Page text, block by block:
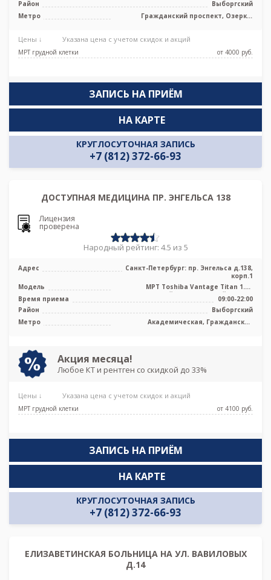
Район
Выборгский
Метро
Гражданский проспект, Озерки,
Просвещения, Удельная
Цены ↓ Указана цена с учетом скидок и акций
МРТ грудной клетки от 4000 pуб.
ЗАПИСЬ НА ПРИЁМ
КРУГЛОСУТОЧНАЯ ЗАПИСЬ
+7 (812) 372-66-93
НА КАРТЕ
ДОСТУПНАЯ МЕДИЦИНА ПР. ЭНГЕЛЬСА 138
Лицензия
проверена
Народный рейтинг: 4.5 из 5
Адрес
Санкт-Петербург: пр. Энгельса д.138,
корп.1
Модель
МРТ Toshiba Vantage Titan 1.5T
высокопольный полуоткрытый тип, КТ
Tosh ...
Время приема
09:00-22:00
Район
Выборгский
Метро
Академическая, Гражданский
Акция месяца!
Любое КТ и рентген со скидкой до 33%
Цены ↓ Указана цена с учетом скидок и акций
МРТ грудной клетки от 4100 pуб.
ЗАПИСЬ НА ПРИЁМ
КРУГЛОСУТОЧНАЯ ЗАПИСЬ
+7 (812) 372-66-93
НА КАРТЕ
ЕЛИЗАВЕТИНСКАЯ БОЛЬНИЦА НА УЛ. ВАВИЛОВЫХ
Д.14